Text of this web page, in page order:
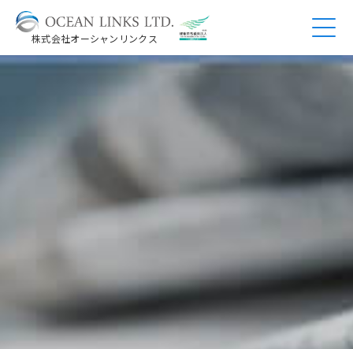
株式会社オーシャンリンクス